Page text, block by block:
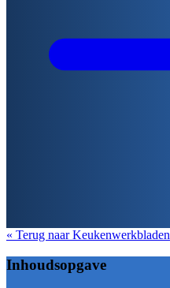
« Terug naar Keukenwerkbladen
Inhoudsopgave